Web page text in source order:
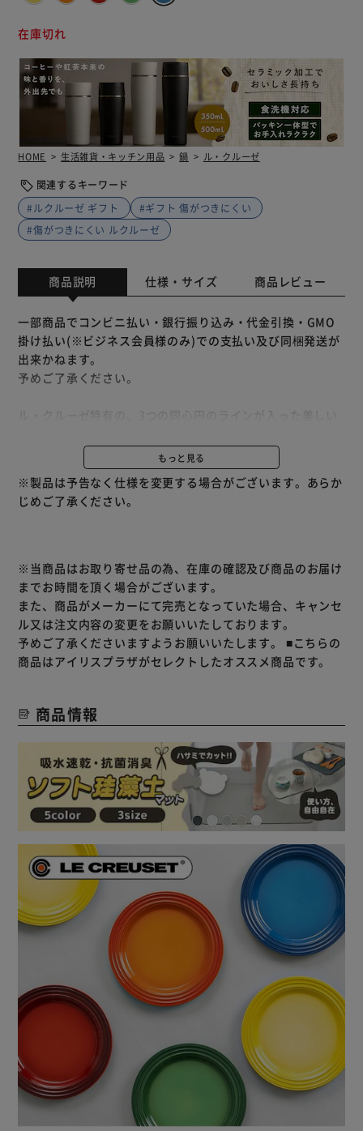
在庫切れ
HOME 生活雑貨・キッチン用品 鍋 ル・クルーゼ
関連するキーワード
#ルクルーゼ ギフト
#ギフト 傷がつきにくい
#傷がつきにくい ルクルーゼ
商品説明 仕様・サイズ 商品レビュー
一部商品でコンビニ払い・銀行振り込み・代金引換・GMO
掛け払い(※ビジネス会員様のみ)での支払い及び同梱発送が
出来かねます。
予めご了承ください。
耐熱性・耐冷性に優れており、傷がつきにくいのでお手入れ
食器洗い機も使用可能です。
もっと見る
※製品は予告なく仕様を変更する場合がございます。あらか
じめご了承ください。
※当商品はお取り寄せ品の為、在庫の確認及び商品のお届け
までお時間を頂く場合がございます。
また、商品がメーカーにて完売となっていた場合、キャンセ
ル又は注文内容の変更をお願いいたしております。
予めご了承くださいますようお願いいたします。 ■こちらの
商品はアイリスプラザがセレクトしたオススメ商品です。
商品情報